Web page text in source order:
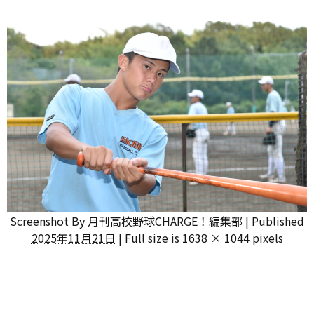
Screenshot By 月刊高校野球CHARGE！編集部 | Published
2025年11月21日 | Full size is 1638 × 1044pixels